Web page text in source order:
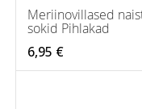
Meriinovillased
sokid Pihlakad
6,95 €